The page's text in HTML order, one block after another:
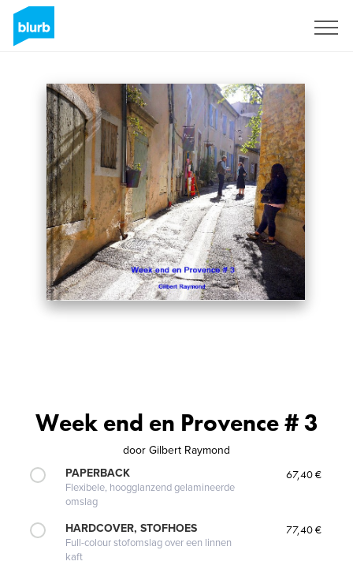
Week end en Provence # 3
door Gilbert Raymond
PAPERBACK
Flexibele, hoogglanzend gelamineerde
omslag
67,40 €
HARDCOVER, STOFHOES
Full-colour stofomslag over een linnen
kaft
77,40 €